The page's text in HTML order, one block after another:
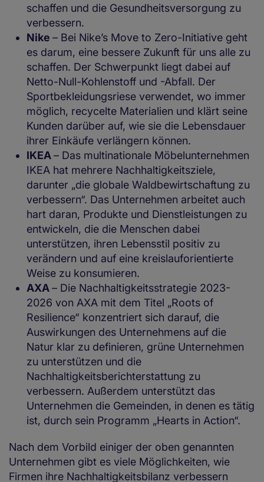
schaffen und die Gesundheitsversorgung zu
verbessern.
Nike – Bei Nike’s Move to Zero-Initiative geht
es darum, eine bessere Zukunft für uns alle zu
schaffen. Der Schwerpunkt liegt dabei auf
Netto-Null-Kohlenstoff und -Abfall. Der
Sportbekleidungsriese verwendet, wo immer
möglich, recycelte Materialien und klärt seine
Kunden darüber auf, wie sie die Lebensdauer
ihrer Einkäufe verlängern können.
IKEA– Das multinationale Möbelunternehmen
IKEA hat mehrere Nachhaltigkeitsziele,
darunter „die globale Waldbewirtschaftung zu
verbessern“. Das Unternehmen arbeitet auch
hart daran, Produkte und Dienstleistungen zu
entwickeln, die die Menschen dabei
unterstützen, ihren Lebensstil positiv zu
verändern und auf eine kreislauforientierte
Weise zu konsumieren.
AXA– Die Nachhaltigkeitsstrategie 2023-
2026 von AXA mit dem Titel „Roots of
Resilience“ konzentriert sich darauf, die
Auswirkungen des Unternehmens auf die
Natur klar zu definieren, grüne Unternehmen
zu unterstützen und die
Nachhaltigkeitsberichterstattung zu
verbessern. Außerdem unterstützt das
Unternehmen die Gemeinden, in denen es tätig
ist, durch sein Programm „Hearts in Action“.
Nach dem Vorbild einiger der oben genannten
Unternehmen gibt es viele Möglichkeiten, wie
Firmen ihre Nachhaltigkeitsbilanz verbessern